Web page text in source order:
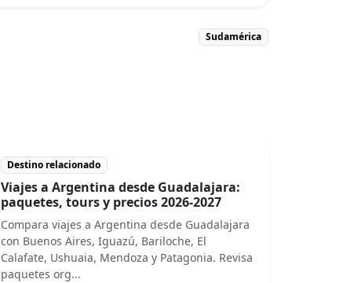
Sudamérica
Destino relacionado
Viajes a Argentina desde Guadalajara:
paquetes, tours y precios 2026-2027
Compara viajes a Argentina desde Guadalajara
con Buenos Aires, Iguazú, Bariloche, El
Calafate, Ushuaia, Mendoza y Patagonia. Revisa
paquetes org...